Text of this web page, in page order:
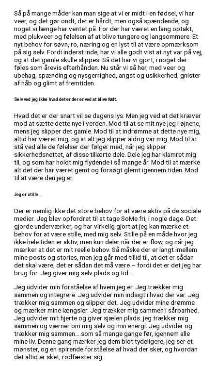
Så på mange måder kan man sige at vi er midt i en fødsel, vi har
veer, og det gør ondt, det er hårdt, men også spændende, og
noget vi længe har ventet på. For der har været en lang optakt,
med plukveer og følelsen af at blive tungere og langsommere. Et
nyt behov for søvn, ro, næring og en lyst til at være opmærksom
på sig selv. Fordi inderst inde, har vi alle godt vist at nyt var på vej,
og at det gamle skulle slippes. Så det har vi gjort, i noget der
føles som årevis efterhånden. Nu står vi så her, med veer og
ubehag, spænding og nysgerrighed, angst og usikkerhed, gnister
af håb og glimt af fremtiden.
Selv ved jeg ikke hvad det er der er ved at blive født.
Hvad det er der snart vil se dagens lys. Men jeg ved at det kræver
mod at sætte dette nye i verden. Mod til at se mit nye jeg i øjnene,
mens jeg slipper det gamle. Mod til at indrømme at dette nye mig,
altid har været mig, og at alt jeg slipper aldrig var mig. Mod til at
stå ved alle de følelser der følger med, når jeg slipper
sikkerhedsnettet, af disse tillærte dele. Dele jeg har klamret mig
til, og som har holdt mig flydende i så mange år. Mod til at mærke
alt det der har været gemt og forsøgt glemt igennem tiden. Mod
til at være den jeg er.
Jeg er stille…
Der er nemlig ikke det store behov for at være aktiv på de sociale
medier. Jeg blev opfordret til at tage SoMe fri, i nogle dage. Det
gjorde underværker, og har virkelig gjort at jeg kan mærke et
behov for at være stille, med mig selv. Stille på en måde hvor jeg
ikke hele tiden er aktiv, men kun deler når der er flow, og når jeg
mærker at det er mit reelle behov. Så måske der er langt imellem
mine posts og stories, men jeg går med tillid til, at det er sådan
det skal være, det er sådan det må være – fordi det er det jeg har
brug for. Jeg giver mig selv plads og tid…..
Jeg udvider min forståelse af hvem jeg er. Jeg trækker mig
sammen og integrere. Jeg udvider min indsigt i hvad der var. Jeg
trækker mig sammen og slipper det. Jeg udvider mine drømme
og mærker mine længsler. Jeg trækker mig sammen i sårbarhed.
Jeg udvider mit hjerte og giver sjælen plads. jeg trækker mig
sammen og værner om mig selv og min energi. Jeg udvider og
trækker mig sammen….som så mange gange før, igennem alle
mine liv. Denne gang mærker jeg dem blot tydeligere, jeg ser et
mønster, og en spirende forståelse af hvad der sker, og hvordan
det altid er sket, rodfæster sig.